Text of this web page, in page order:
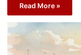
Read More »